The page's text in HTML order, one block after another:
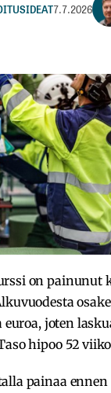
7.7.2026
on painunut
euroa, joten
hipoo 52
painaa